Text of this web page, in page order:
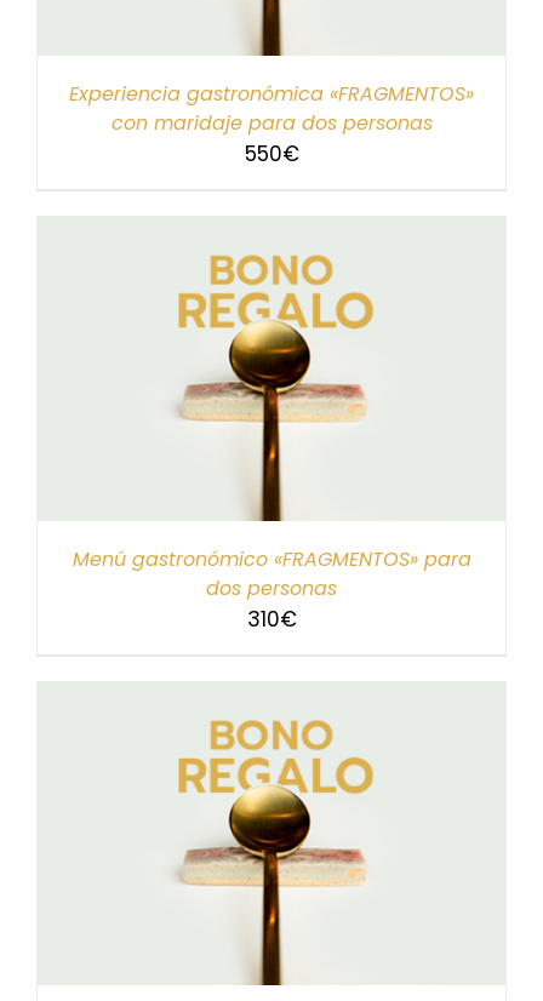
Experiencia gastronómica «FRAGMENTOS»
con maridaje para dos personas
550€
Menú gastronómico «FRAGMENTOS» para
dos personas
310€